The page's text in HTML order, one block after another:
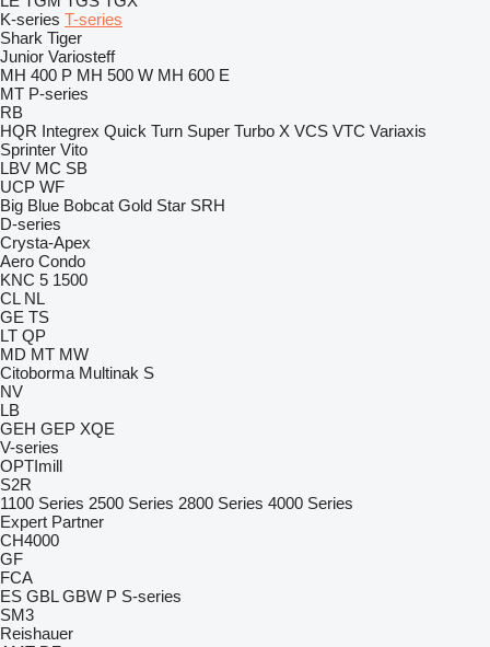
K-series T-series
Shark Tiger
Junior Variosteff
MH 400 P MH 500 W MH 600 E
MT P-series
RB
HQR Integrex Quick Turn Super Turbo X VCS VTC Variaxis
Sprinter Vito
LBV MC SB
UCP WF
Big Blue Bobcat Gold Star SRH
D-series
Crysta-Apex
Aero Condo
KNC 5 1500
CL NL
GE TS
LT QP
MD MT MW
Citoborma Multinak S
NV
LB
GEH GEP XQE
V-series
OPTImill
S2R
1100 Series 2500 Series 2800 Series 4000 Series
Expert Partner
CH4000
GF
FCA
ES GBL GBW P S-series
SM3
Reishauer